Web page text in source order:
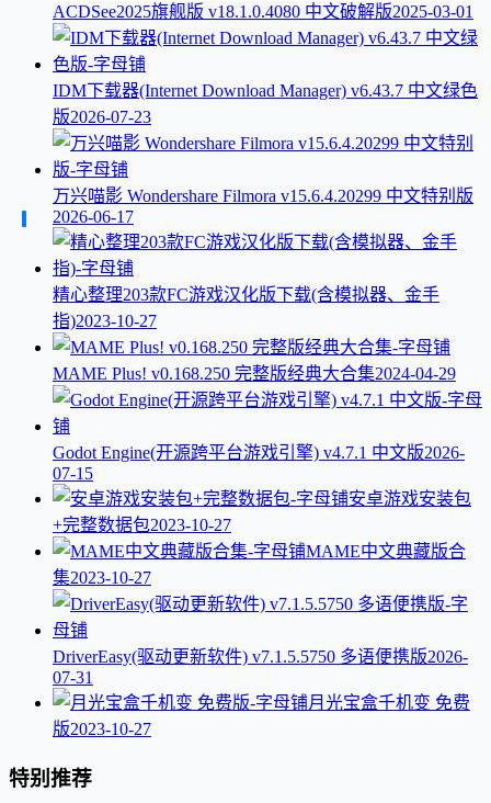
ACDSee2025旗舰版 v18.1.0.4080 中文破解版2025-03-01
IDM下载器(Internet Download Manager) v6.43.7 中文绿色
版2026-07-23
万兴喵影 Wondershare Filmora v15.6.4.20299 中文特别版
2026-06-17
精心整理203款FC游戏汉化版下载(含模拟器、金手
指)2023-10-27
MAME Plus! v0.168.250 完整版经典大合集2024-04-29
Godot Engine(开源跨平台游戏引擎) v4.7.1 中文版2026-
07-15
安卓游戏安装包
+完整数据包2023-10-27
MAME中文典藏版合
集2023-10-27
DriverEasy(驱动更新软件) v7.1.5.5750 多语便携版2026-
07-31
月光宝盒千机变 免费
版2023-10-27
特别推荐